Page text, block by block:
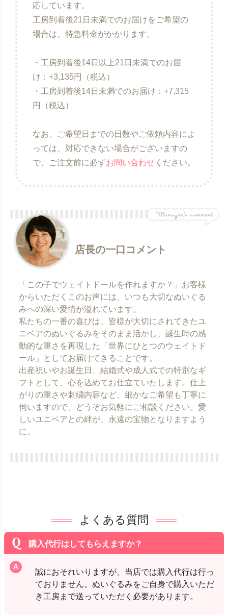
応しています。
工房到着後21日未満でのお届けをご希望の
場合は、特急料金がかかります。
・工房到着後14日以上21日未満でのお届
け：+3,135円（税込）
・工房到着後14日未満でのお届け：+7,315
円（税込）
なお、ご希望日までの日数やご依頼内容によ
っては、対応できない場合がございますの
で、ご注文前に必ずお問い合わせください。
店長の一口コメント
「この子でウェイトドールを作れますか？」お客様
からいただくこのお声には、いつも大切なぬいぐる
みへの深い愛情が溢れています。
私たちの一番の喜びは、皆様が大切にされてきたユ
ニベアのぬいぐるみをそのまま活かし、誕生時の感
動的な重さを再現した「世界にひとつのウェイトド
ール」としてお届けできることです。
出産祝いやお誕生日、結婚式や成人式での特別なギ
フトとして、心を込めてお仕立ていたします。仕上
がりの重さや刺繍内容など、細かなご希望も丁寧に
伺いますので、どうぞお気軽にご相談ください。愛
しいユニベアとの絆が、永遠の宝物となりますよう
に。
よくある質問
購入代行はしてもらえますか？
誠におそれいりますが、当店では購入代行は行っ
ておりません。ぬいぐるみをご自身で購入いただ
き工房まで送っていただく必要があります。